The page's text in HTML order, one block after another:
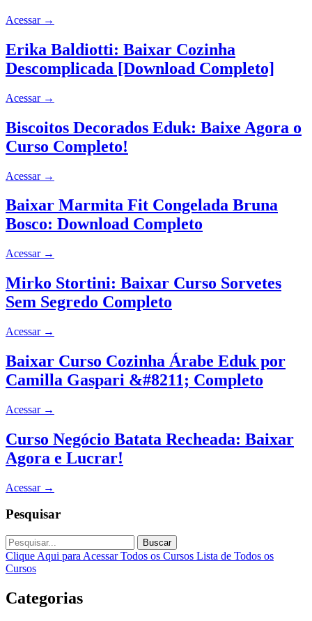
Acessar →
Erika Baldiotti: Baixar Cozinha
Descomplicada [Download Completo]
Acessar →
Biscoitos Decorados Eduk: Baixe Agora o
Curso Completo!
Acessar →
Baixar Marmita Fit Congelada Bruna
Bosco: Download Completo
Acessar →
Mirko Stortini: Baixar Curso Sorvetes
Sem Segredo Completo
Acessar →
Baixar Curso Cozinha Árabe Eduk por
Camilla Gaspari &#8211; Completo
Acessar →
Curso Negócio Batata Recheada: Baixar
Agora e Lucrar!
Acessar →
Pesquisar
Buscar
Clique Aqui para Acessar Todos os Cursos Lista de Todos os
Cursos
Categorias